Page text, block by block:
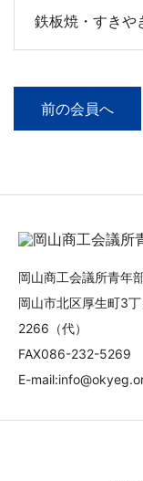
鉄板焼・すきや
前の会員へ
岡山商工会議所青年
岡山市北区厚生町3
2266（代）
FAX086-232-5269
E-